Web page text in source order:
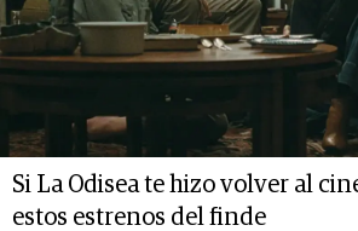
Si La Odisea te hizo volver al
estos estrenos del finde